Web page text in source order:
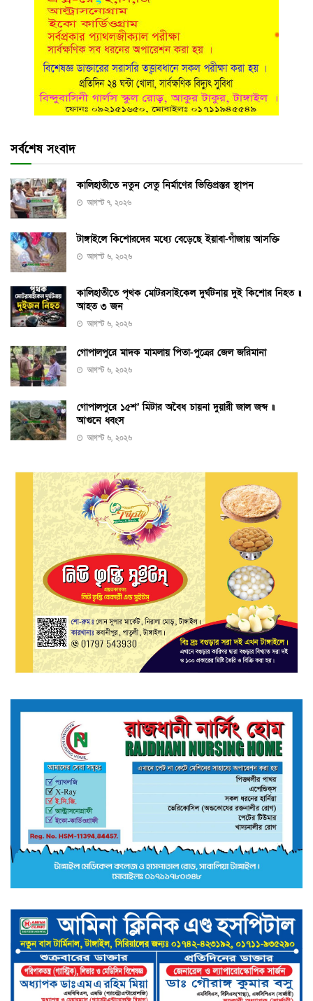
সর্বশেষ সংবাদ
কালিহাতীতে নতুন সেতু নির্মাণের ভিত্তিপ্রস্তর স্থাপন
আগস্ট ৭, ২০২৬
টাঙ্গাইলে কিশোরদের মধ্যে বেড়েছে ইয়াবা-গাঁজায় আসক্তি
আগস্ট ৬, ২০২৬
কালিহাতীতে পৃথক মোটরসাইকেল দুর্ঘটনায় দুই কিশোর নিহত ॥
আহত ৩ জন
আগস্ট ৬, ২০২৬
গোপালপুরে মাদক মামলায় পিতা-পুত্রের জেল জরিমানা
আগস্ট ৬, ২০২৬
গোপালপুরে ১৫শ’ মিটার অবৈধ চায়না দুয়ারী জাল জব্দ ॥
আগুনে ধ্বংস
আগস্ট ৬, ২০২৬